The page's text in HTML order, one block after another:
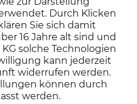
- Ein Unternehmen der